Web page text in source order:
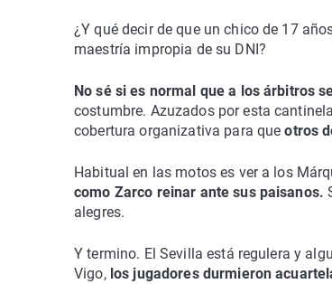
¿Y qué decir de que un chico de 17
maestría impropia de su DNI?
No sé si es normal que a los árbitros
costumbre. Azuzados por esta
cobertura organizativa para queotros
Habitual en las motos es ver a los
como Zarco reinar ante sus paisanos.
alegres.
Y termino. El Sevilla está regulera y
Vigo,los jugadores durmieron